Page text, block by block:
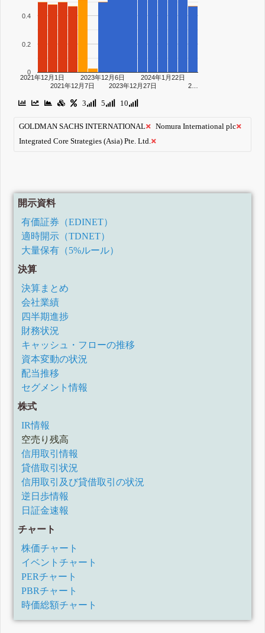
2021年12月1日
2021年12月7日
2023年12月6日
2023年12月27日
2024年1月22日
2…
0
0.2
0.4
3 5 10
GOLDMAN SACHS INTERNATIONAL
Nomura International plc
Integrated Core Strategies (Asia) Pte. Ltd.
開示資料
有価証券（EDINET）
適時開示（TDNET）
大量保有（5%ルール）
決算
決算まとめ
会社業績
四半期進捗
財務状況
キャッシュ・フローの推移
資本変動の状況
配当推移
セグメント情報
株式
IR情報
空売り残高
信用取引情報
貸借取引状況
信用取引及び貸借取引の状況
逆日歩情報
日証金速報
チャート
株価チャート
イベントチャート
PERチャート
PBRチャート
時価総額チャート